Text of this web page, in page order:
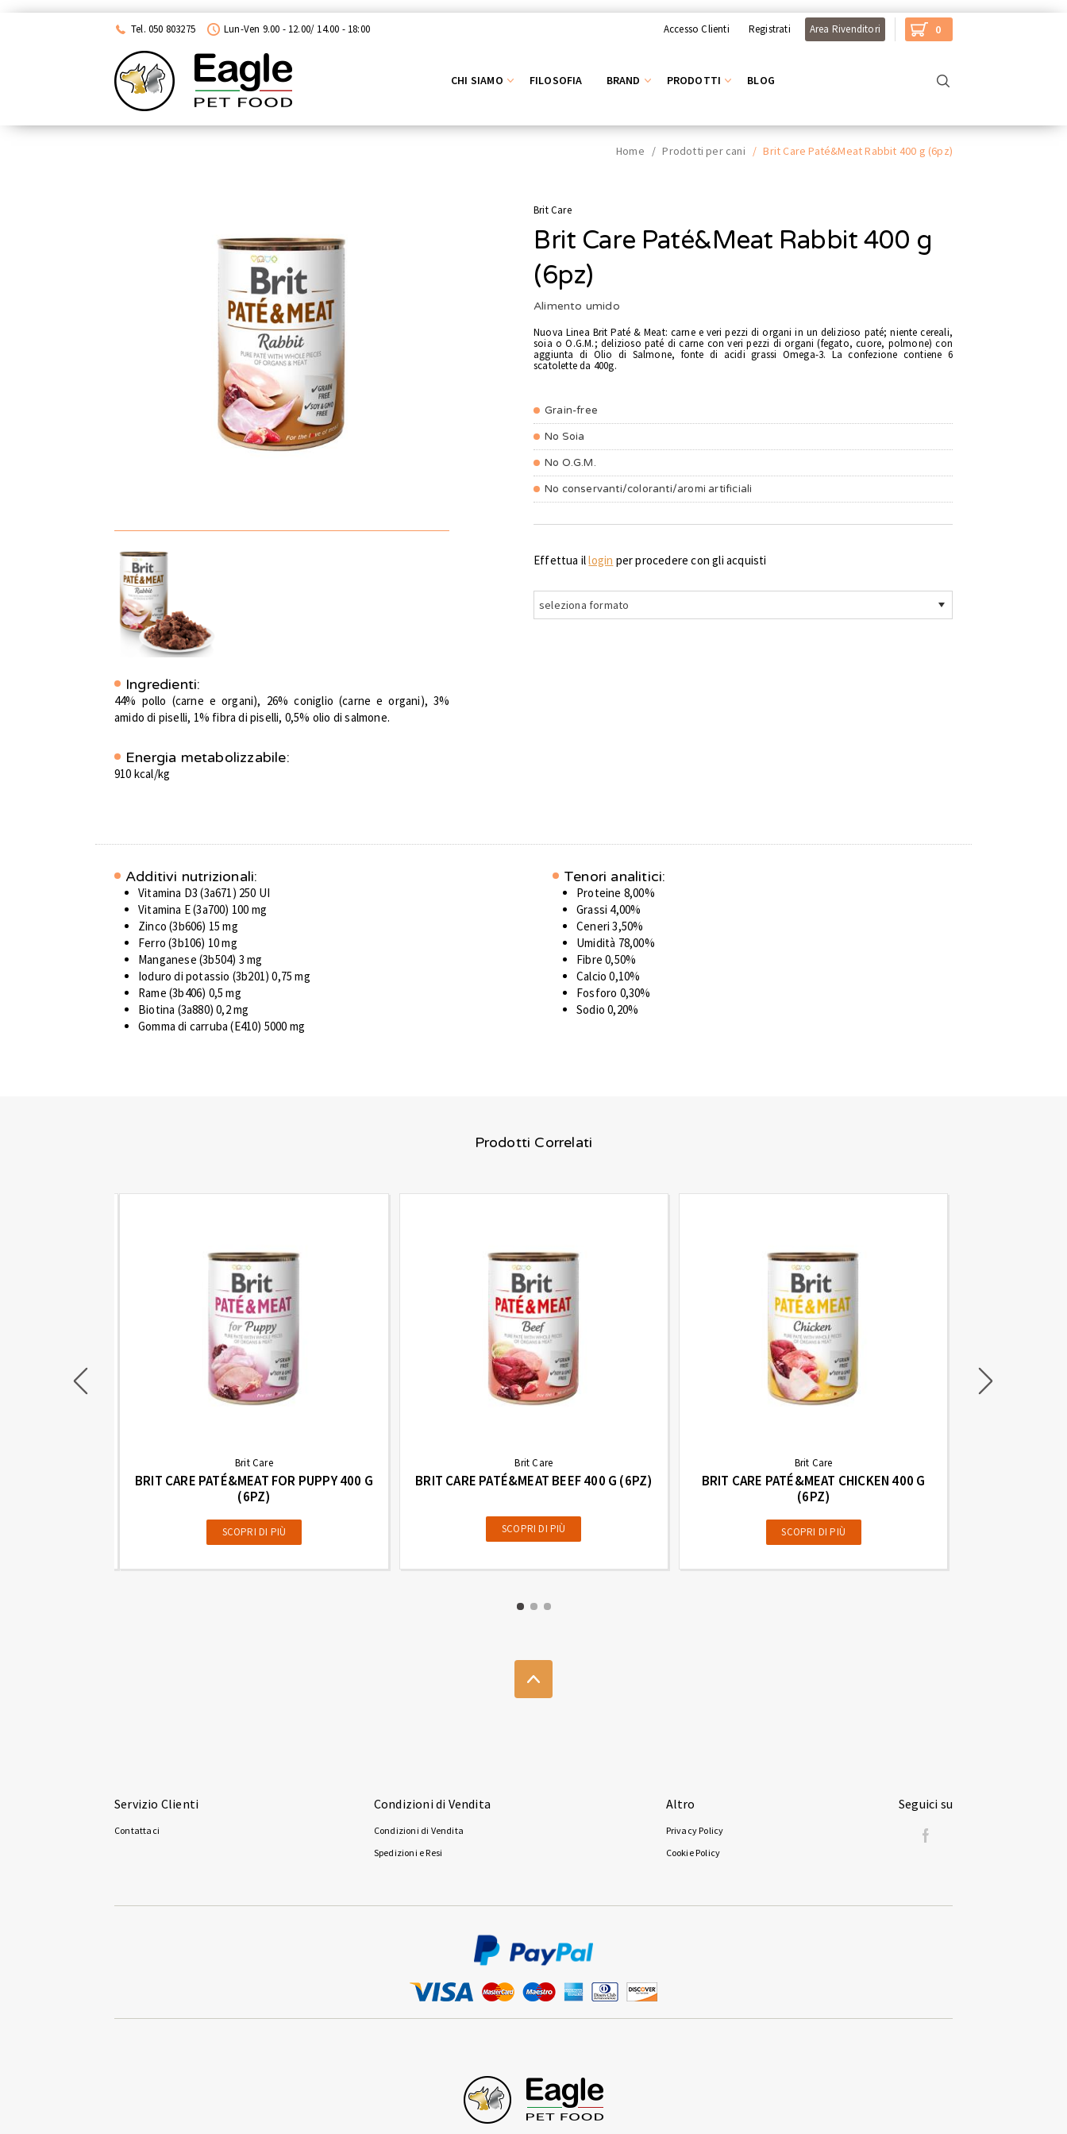
Tel. 050 803275
Lun-Ven 9.00 - 12.00/ 14.00 - 18:00 Accesso Clienti Registrati Area Rivenditori 0
CHI SIAMO FILOSOFIA BRAND PRODOTTI BLOG
Home / Prodotti per cani / Brit Care Paté&Meat Rabbit 400 g (6pz)
Ingredienti:
44% pollo (carne e organi), 26% coniglio (carne e organi), 3%
amido di piselli, 1% fibra di piselli, 0,5% olio di salmone.
Energia metabolizzabile:
910 kcal/kg
Brit Care
Brit Care Paté&Meat Rabbit 400 g
(6pz)
Alimento umido
Nuova Linea Brit Paté & Meat: carne e veri pezzi di organi in un delizioso paté; niente cereali,
soia o O.G.M.; delizioso paté di carne con veri pezzi di organi (fegato, cuore, polmone) con
aggiunta di Olio di Salmone, fonte di acidi grassi Omega-3. La confezione contiene 6
scatolette da 400g.
Grain-free
No Soia
No O.G.M.
No conservanti/coloranti/aromi artificiali
Effettua illogin per procedere con gli acquisti
seleziona formato
Additivi nutrizionali:
Vitamina D3 (3a671) 250 UI
Vitamina E (3a700) 100 mg
Zinco (3b606) 15 mg
Ferro (3b106) 10 mg
Manganese (3b504) 3 mg
Ioduro di potassio (3b201) 0,75 mg
Rame (3b406) 0,5 mg
Biotina (3a880) 0,2 mg
Gomma di carruba (E410) 5000 mg
Tenori analitici:
Proteine 8,00%
Grassi 4,00%
Ceneri 3,50%
Umidità 78,00%
Fibre 0,50%
Calcio 0,10%
Fosforo 0,30%
Sodio 0,20%
Prodotti Correlati
Brit Care
BRIT CARE PATÉ&MEAT FOR PUPPY 400 G
(6PZ)
SCOPRI DI PIÙ
Brit Care
BRIT CARE PATÉ&MEAT BEEF 400 G (6PZ)
SCOPRI DI PIÙ
Brit Care
BRIT CARE PATÉ&MEAT CHICKEN 400 G
(6PZ)
SCOPRI DI PIÙ
Servizio Clienti
Contattaci
Condizioni di Vendita
Condizioni di Vendita
Spedizioni e Resi
Altro
Privacy Policy
Cookie Policy
Seguici su